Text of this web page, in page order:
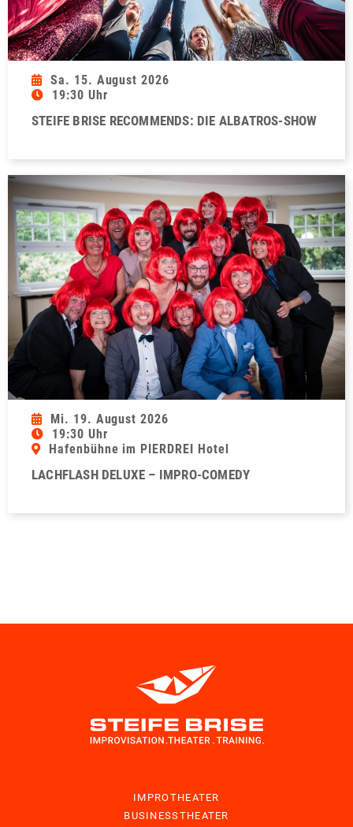
Sa. 15. August 2026
19:30 Uhr
STEIFE BRISE RECOMMENDS: DIE ALBATROS-SHOW
Mi. 19. August 2026
19:30 Uhr
Hafenbühne im PIERDREI Hotel
LACHFLASH DELUXE – IMPRO-COMEDY
IMPROTHEATER
BUSINESSTHEATER